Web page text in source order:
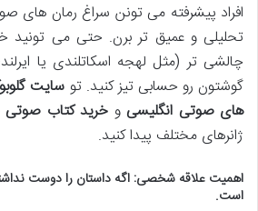
افراد پیشرفته می تونن سراغ رمان های
تحلیلی و عمیق تر برن. حتی می تونید
چالشی تر (مثل لهجه اسکاتلندی یا
گوشتون رو حسابی تیز کنید. تو سایت
های صوتی انگلیسی و خرید کتاب
ژانرهای مختلف پیدا کنید.
اهمیت علاقه شخصی: اگه داستان را دوست
است.